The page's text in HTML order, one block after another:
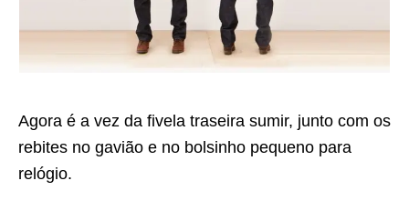
Agora é a vez da fivela traseira sumir, junto com os
rebites no gavião e no bolsinho pequeno para
relógio.